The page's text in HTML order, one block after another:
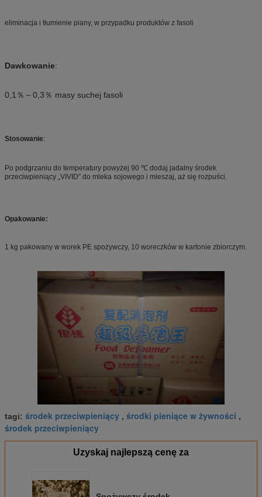
eliminacja i tłumienie piany, w przypadku produktów z fasoli
Dawkowanie:
0,1％～0,3％ masy suchej fasoli
Stosowanie:
Po podgrzaniu do temperatury powyżej 90 ℃ dodaj jadalny środek
przeciwpieniący „VIVID” do mleka sojowego i mieszaj, aż się rozpuści.
Opakowanie:
1 kg pakowany w worek PE spożywczy, 10 woreczków w kartonie zbiorczym.
tagi: środek przeciwpieniący , środki pieniące w żywności ,
środek przeciwpieniący
Uzyskaj najlepszą cenę za